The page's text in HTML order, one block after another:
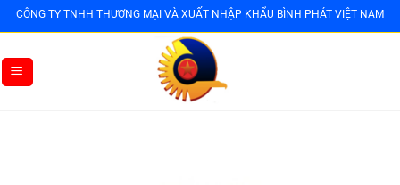
qua
nội
dung
CÔNG TY TNHH THƯƠNG MẠI VÀ XUẤT NHẬP KHẨU BÌNH PHÁT VIỆT NAM